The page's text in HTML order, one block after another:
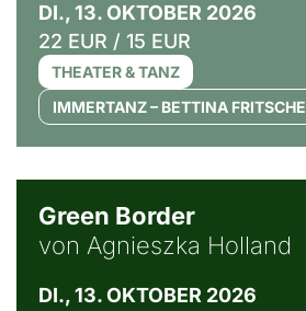
DI., 13. OKTOBER 2026
22 EUR / 15 EUR
THEATER & TANZ
IMMERTANZ – BETTINA FRITSCHE
Green Border
von Agnieszka Holland
DI., 13. OKTOBER 2026